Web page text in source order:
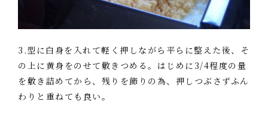
3.型に白身を入れて軽く押しながら平らに整えた後、そ
の上に黄身をのせて敷きつめる。はじめに3/4程度の量
を敷き詰めてから、残りを飾りの為、押しつぶさずふん
わりと重ねても良い。